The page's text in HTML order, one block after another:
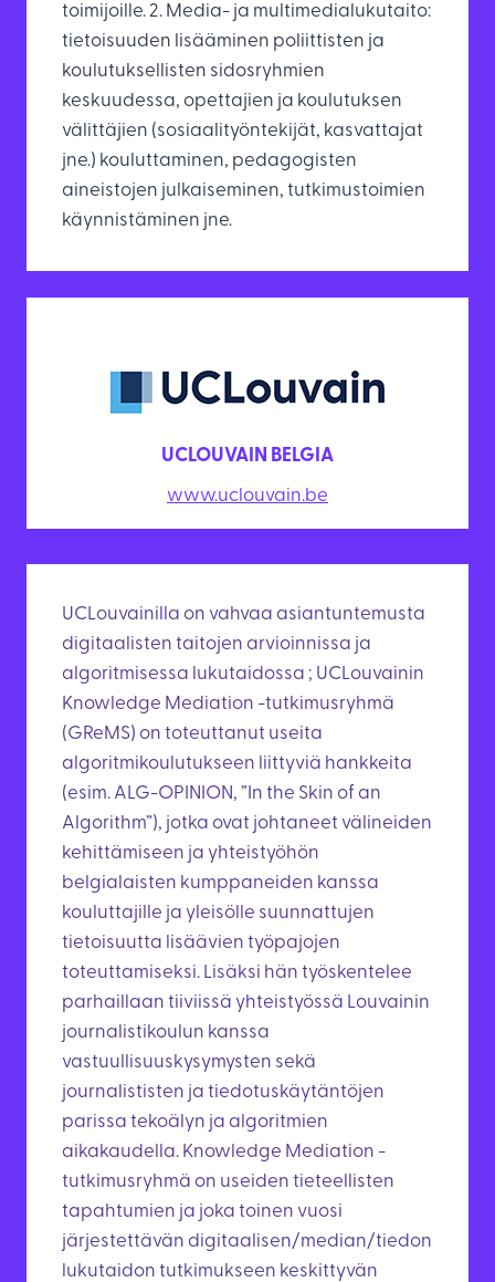
toimijoille. 2. Media- ja multimedialukutaito:
tietoisuuden lisääminen poliittisten ja
koulutuksellisten sidosryhmien
keskuudessa, opettajien ja koulutuksen
välittäjien (sosiaalityöntekijät, kasvattajat
jne.) kouluttaminen, pedagogisten
aineistojen julkaiseminen, tutkimustoimien
käynnistäminen jne.
UCLOUVAIN BELGIA
www.uclouvain.be
UCLouvainilla on vahvaa asiantuntemusta
digitaalisten taitojen arvioinnissa ja
algoritmisessa lukutaidossa ; UCLouvainin
Knowledge Mediation -tutkimusryhmä
(GReMS) on toteuttanut useita
algoritmikoulutukseen liittyviä hankkeita
(esim. ALG-OPINION, ”In the Skin of an
Algorithm”), jotka ovat johtaneet välineiden
kehittämiseen ja yhteistyöhön
belgialaisten kumppaneiden kanssa
kouluttajille ja yleisölle suunnattujen
tietoisuutta lisäävien työpajojen
toteuttamiseksi. Lisäksi hän työskentelee
parhaillaan tiiviissä yhteistyössä Louvainin
journalistikoulun kanssa
vastuullisuuskysymysten sekä
journalististen ja tiedotuskäytäntöjen
parissa tekoälyn ja algoritmien
aikakaudella. Knowledge Mediation -
tutkimusryhmä on useiden tieteellisten
tapahtumien ja joka toinen vuosi
järjestettävän digitaalisen/median/tiedon
lukutaidon tutkimukseen keskittyvän